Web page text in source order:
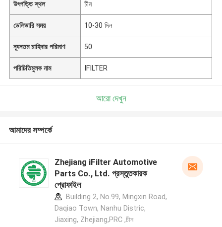
উৎপত্তি স্থল চীন
ডেলিভারি সময় 10-30 দিন
ন্যূনতম চাহিদার পরিমাণ 50
পরিচিতিমুলক নাম IFILTER
আরো দেখুন
আমাদের সম্পর্কে
Zhejiang iFilter Automotive
Parts Co., Ltd. প্রস্তুতকারক
প্রোফাইল
Building 2, No.99, Mingxin Road,
Daqiao Town, Nanhu Distric,
Jiaxing, Zhejiang,PRC ,চীন